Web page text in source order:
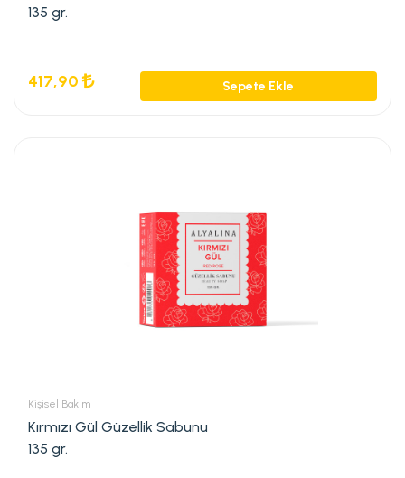
135 gr.
417,90 Sepete Ekle
Kişisel Bakım
Kırmızı Gül Güzellik Sabunu
135 gr.